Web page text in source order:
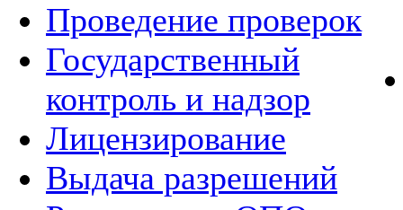
Проведение проверок
Государственный
контроль и надзор
Лицензирование
Выдача разрешений